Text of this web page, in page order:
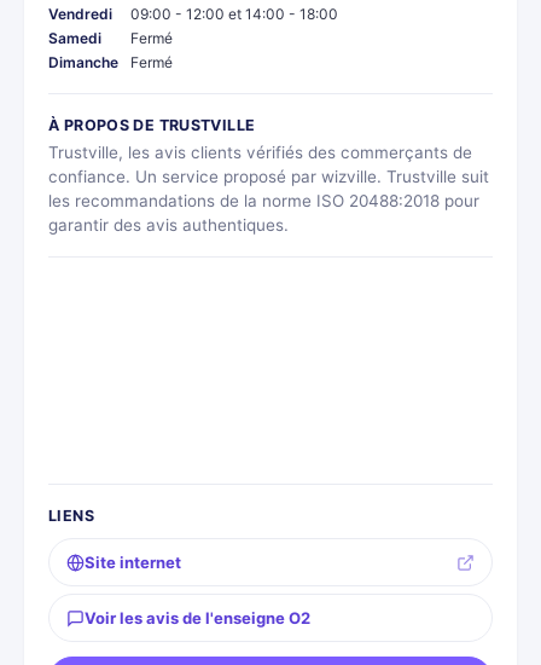
Vendredi
09:00 - 12:00 et 14:00 - 18:00
Samedi
Fermé
Dimanche
Fermé
À PROPOS DE TRUSTVILLE
Trustville, les avis clients vérifiés des commerçants de
confiance. Un service proposé par wizville. Trustville suit
les recommandations de la norme ISO 20488:2018 pour
garantir des avis authentiques.
LIENS
Site internet
Voir les avis de l'enseigne O2